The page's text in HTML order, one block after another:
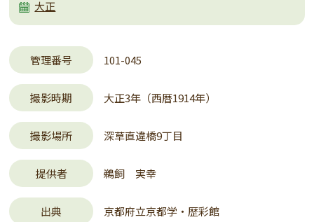
大正
管理番号 101-045
撮影時期 大正3年（西暦1914年）
撮影場所 深草直違橋9丁目
提供者 鵜飼 実幸
出典 京都府立京都学・歴彩館